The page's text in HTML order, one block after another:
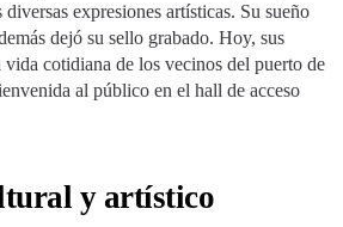
expresiones artísticas. Su sueño
dejó su sello grabado. Hoy, sus
cotidiana de los vecinos del puerto de
al público en el hall de acceso
y artístico